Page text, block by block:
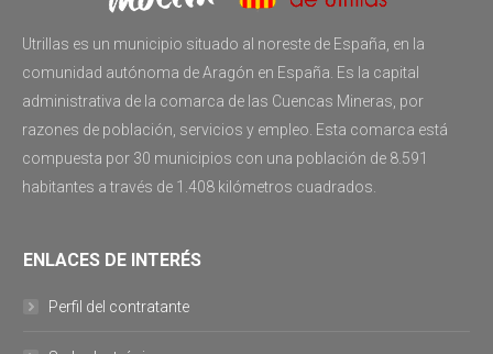
Utrillas es un municipio situado al noreste de España, en la
comunidad autónoma de Aragón en España. Es la capital
administrativa de la comarca de las Cuencas Mineras, por
razones de población, servicios y empleo. Esta comarca está
compuesta por 30 municipios con una población de 8.591
habitantes a través de 1.408 kilómetros cuadrados.
ENLACES DE INTERÉS
Perfil del contratante